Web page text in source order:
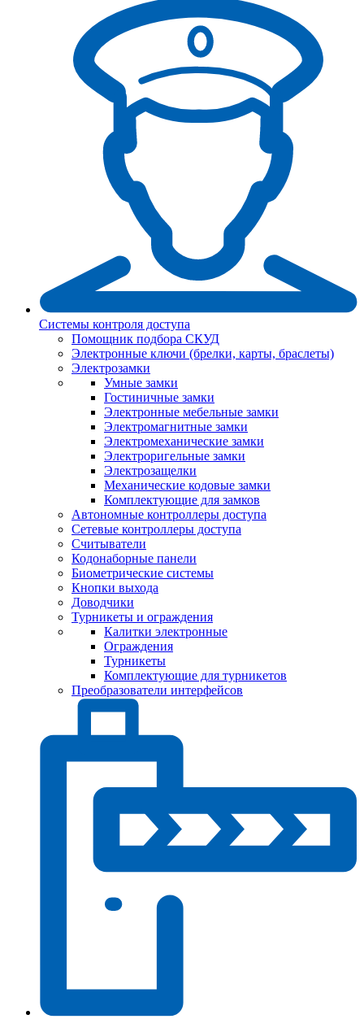
Системы контроля доступа
Помощник подбора СКУД
Электронные ключи (брелки, карты, браслеты)
Электрозамки
Умные замки
Гостиничные замки
Электронные мебельные замки
Электромагнитные замки
Электромеханические замки
Электроригельные замки
Электрозащелки
Механические кодовые замки
Комплектующие для замков
Автономные контроллеры доступа
Сетевые контроллеры доступа
Считыватели
Кодонаборные панели
Биометрические системы
Кнопки выхода
Доводчики
Турникеты и ограждения
Калитки электронные
Ограждения
Турникеты
Комплектующие для турникетов
Преобразователи интерфейсов